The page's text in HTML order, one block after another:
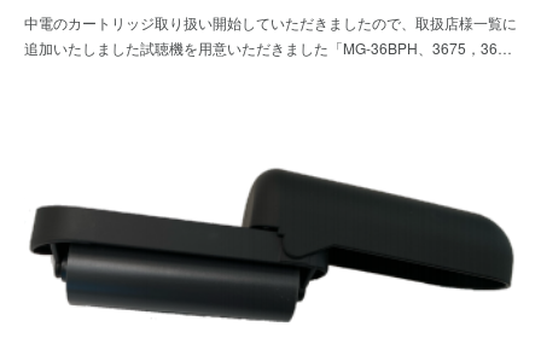
中電のカートリッジ取り扱い開始していただきましたので、取扱店様一覧に
追加いたしました試聴機を用意いただきました「MG-36BPH、3675，36…